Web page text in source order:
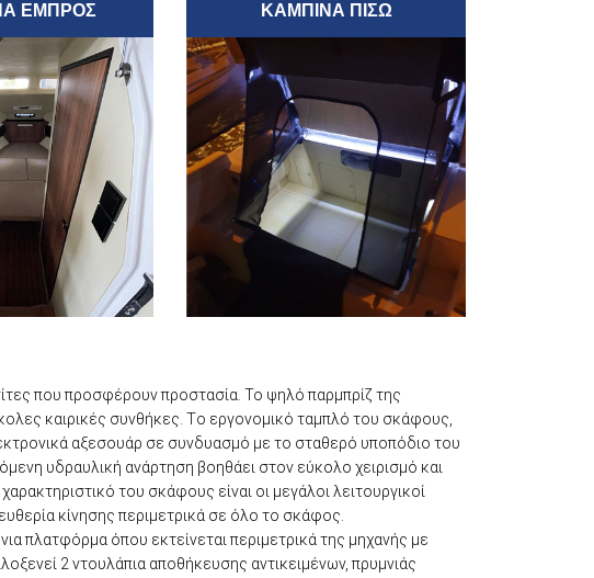
ΕΜΠΡΟΣ ΚΑΜΠΊΝΑ ΠΊΣΩ
που προσφέρουν προστασία. Το ψηλό παρμπρίζ της
καιρικές συνθήκες. Tο εργονομικό ταμπλό του σκάφους,
αξεσουάρ σε συνδυασμό με το σταθερό υποπόδιο του
υδραυλική ανάρτηση βοηθάει στον εύκολο χειρισμό και
του σκάφους είναι οι μεγάλοι λειτουργικοί
κίνησης περιμετρικά σε όλο το σκάφος.
πλατφόρμα όπου εκτείνεται περιμετρικά της μηχανής με
2 ντουλάπια αποθήκευσης αντικειμένων, πρυμνιάς